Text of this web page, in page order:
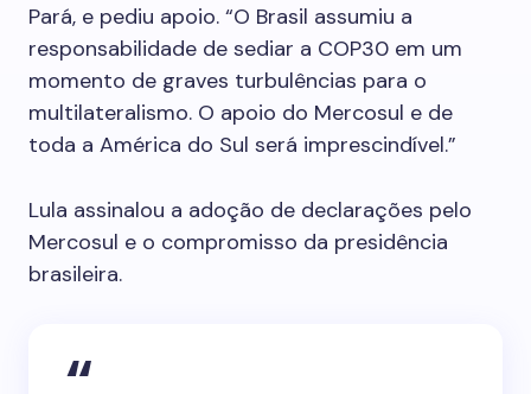
Pará, e pediu apoio. “O Brasil assumiu a
responsabilidade de sediar a COP30 em um
momento de graves turbulências para o
multilateralismo. O apoio do Mercosul e de
toda a América do Sul será imprescindível.”
Lula assinalou a adoção de declarações pelo
Mercosul e o compromisso da presidência
brasileira.